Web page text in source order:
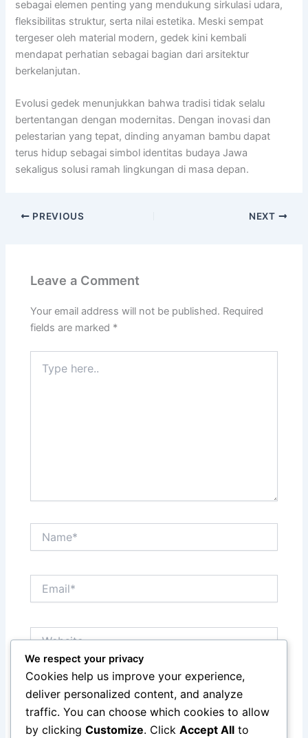
sebagai elemen penting yang mendukung sirkulasi udara,
fleksibilitas struktur, serta nilai estetika. Meski sempat
tergeser oleh material modern, gedek kini kembali
mendapat perhatian sebagai bagian dari arsitektur
berkelanjutan.
Evolusi gedek menunjukkan bahwa tradisi tidak selalu
bertentangan dengan modernitas. Dengan inovasi dan
pelestarian yang tepat, dinding anyaman bambu dapat
terus hidup sebagai simbol identitas budaya Jawa
sekaligus solusi ramah lingkungan di masa depan.
PREVIOUS NEXT
Leave a Comment
Your email address will not be published. Required
fields are marked *
here..
Save my name, email, and website in this browser
for the next time I comment.
We respect your privacy
Cookies help us improve your experience,
deliver personalized content, and analyze
traffic. You can choose which cookies to allow
by clicking Customize. Click Accept All to